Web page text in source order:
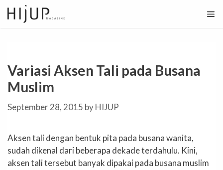
Skip
to
content
Variasi Aksen Tali pada Busana
Muslim
September 28, 2015 byHIJUP
Aksen tali dengan bentuk pita pada busana wanita,
sudah dikenal dari beberapa dekade terdahulu. Kini,
aksen tali tersebut banyak dipakai pada busana muslim